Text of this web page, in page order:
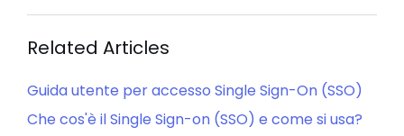
Related Articles
Guida utente per accesso Single Sign-On (SSO)
Che cos'è il Single Sign-on (SSO) e come si usa?